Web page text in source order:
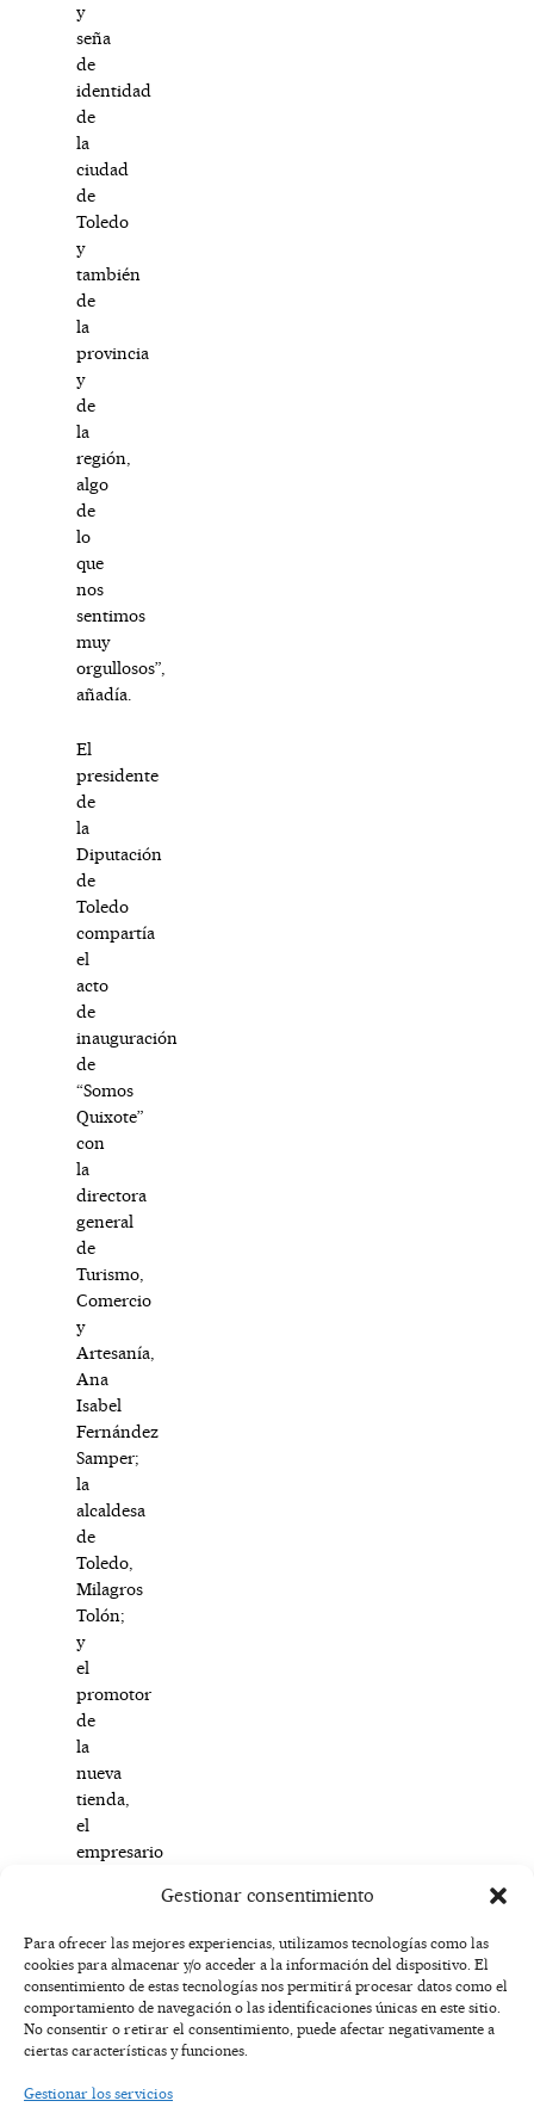
Gestionar consentimiento
Para ofrecer las mejores experiencias, utilizamos tecnologías como las
cookies para almacenar y/o acceder a la información del dispositivo. El
consentimiento de estas tecnologías nos permitirá procesar datos como el
comportamiento de navegación o las identificaciones únicas en este sitio.
No consentir o retirar el consentimiento, puede afectar negativamente a
ciertas características y funciones.
Gestionar los servicios
y
seña
de
identidad
de
la
ciudad
de
Toledo
y
también
de
la
provincia
y
de
la
región,
algo
de
lo
que
nos
sentimos
muy
orgullosos”,
añadía.
El
presidente
de
la
Diputación
de
Toledo
compartía
el
acto
de
inauguración
de
“Somos
Quixote”
con
la
directora
general
de
Turismo,
Comercio
y
Artesanía,
Ana
Isabel
Fernández
Samper;
la
alcaldesa
de
Toledo,
Milagros
Tolón;
y
el
promotor
de
la
nueva
tienda,
el
empresario
F
a
c
e
I
n
s
t
X
-
t
w
Y
o
u
t
T
i
k
t
AVISO